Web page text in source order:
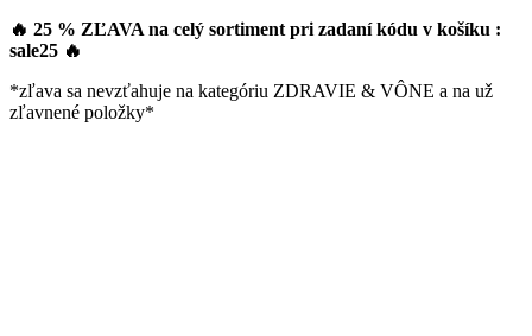
🔥 25 % ZĽAVA na celý sortiment pri zadaní kódu v košíku :
sale25 🔥
*zľava sa nevzťahuje na kategóriu ZDRAVIE & VÔNE a na už
zľavnené položky*